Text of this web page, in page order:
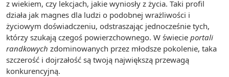
z wiekiem, czy lekcjach, jakie wyniosły z życia. Taki profil
działa jak magnes dla ludzi o podobnej wrażliwości i
życiowym doświadczeniu, odstraszając jednocześnie tych,
którzy szukają czegoś powierzchownego. W świecie portali
randkowych zdominowanych przez młodsze pokolenie, taka
szczerość i dojrzałość są twoją największą przewagą
konkurencyjną.